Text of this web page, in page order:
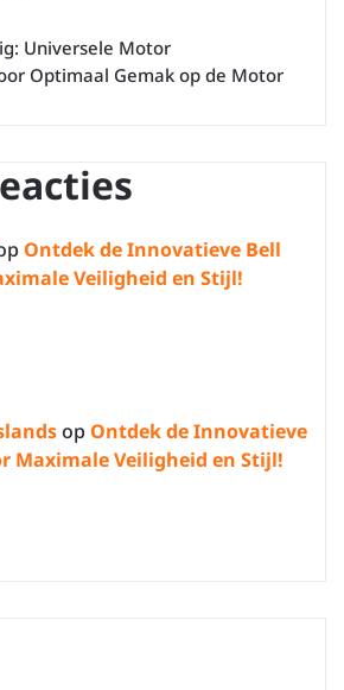
Universele Motor
Optimaal Gemak op de Motor
Ontdek de Innovatieve Bell
Veiligheid en Stijl!
op Ontdek de Innovatieve
Maximale Veiligheid en Stijl!